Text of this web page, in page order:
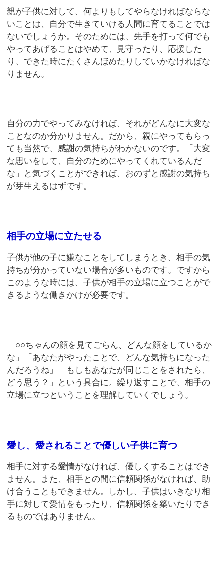
親が子供に対して、何よりもしてやらなければならな
いことは、自分で生きていける人間に育てることでは
ないでしょうか。そのためには、先手を打って何でも
やってあげることはやめて、見守ったり、応援した
り、できた時にたくさんほめたりしていかなければな
りません。
自分の力でやってみなければ、それがどんなに大変な
ことなのか分かりません。だから、親にやってもらっ
ても当然で、感謝の気持ちがわかないのです。「大変
な思いをして、自分のためにやってくれているんだ
な」と気づくことができれば、おのずと感謝の気持ち
が芽生えるはずです。
相手の立場に立たせる
子供が他の子に嫌なことをしてしまうとき、相手の気
持ちが分かっていない場合が多いものです。ですから
このような時には、子供が相手の立場に立つことがで
きるような働きかけが必要です。
「○○ちゃんの顔を見てごらん、どんな顔をしているか
な」「あなたがやったことで、どんな気持ちになった
んだろうね」「もしもあなたが同じことをされたら、
どう思う？」という具合に。繰り返すことで、相手の
立場に立つということを理解していくでしょう。
愛し、愛されることで優しい子供に育つ
相手に対する愛情がなければ、優しくすることはでき
ません。また、相手との間に信頼関係がなければ、助
け合うこともできません。しかし、子供はいきなり相
手に対して愛情をもったり、信頼関係を築いたりでき
るものではありません。